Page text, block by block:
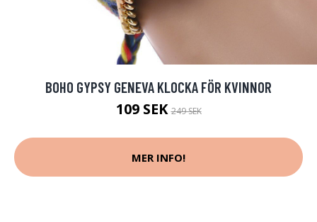
BOHO GYPSY GENEVA KLOCKA FÖR KVINNOR
109 SEK249 SEK
MER INFO!